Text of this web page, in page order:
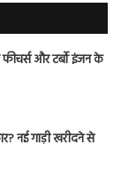
और टर्बो इंजन के
नई गाड़ी खरीदने से